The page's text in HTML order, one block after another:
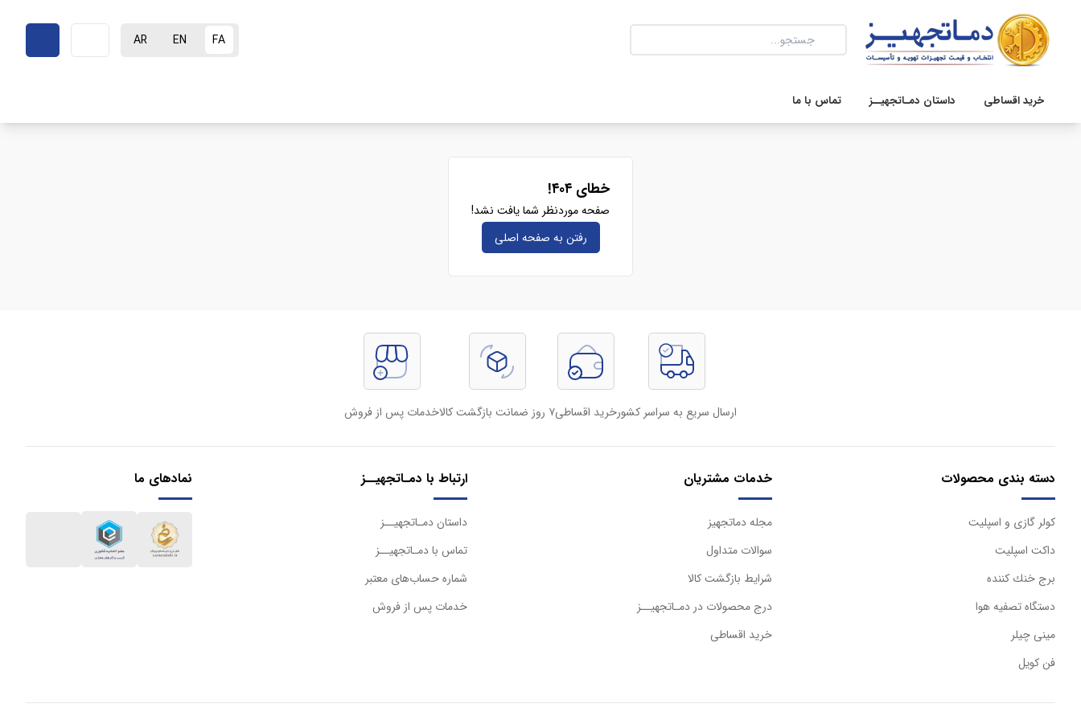
FA
EN
AR
خرید اقساطی داستان دمـاتجهیــز تماس با ما
خطای ۴۰۴!
صفحه موردنظر شما یافت نشد!
رفتن به صفحه‌ اصلی
ارسال سریع به سراسر کشورخرید اقساطی۷ روز ضمانت بازگشت کالا خدمات پس از فروش
دسته بندی محصولات
كولر گازی و اسپليت
داكت اسپليت
برج خنك كننده
دستگاه تصفيه هوا
مینی چیلر
فن کویل
خدمات مشتریان
مجله دماتجهیز
سوالات متداول
شرایط بازگشت کالا
درج محصولات در دمـاتجهیــز
خرید اقساطی
ارتباط با دمـاتجهیــز
داستان دمـاتجهیــز
تماس با دمـاتجهیــز
شماره حساب‌های معتبر
خدمات پس از فروش
نمادهای ما